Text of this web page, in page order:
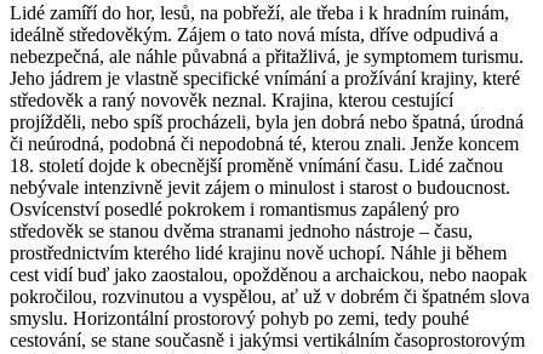
Lidé zamíří do hor, lesů, na pobřeží, ale třeba i k hradním ruinám,
ideálně středověkým. Zájem o tato nová místa, dříve odpudivá a
nebezpečná, ale náhle půvabná a přitažlivá, je symptomem turismu.
Jeho jádrem je vlastně specifické vnímání a prožívání krajiny, které
středověk a raný novověk neznal. Krajina, kterou cestující
projížděli, nebo spíš procházeli, byla jen dobrá nebo špatná, úrodná
či neúrodná, podobná či nepodobná té, kterou znali. Jenže koncem
18. století dojde k obecnější proměně vnímání času. Lidé začnou
nebývale intenzivně jevit zájem o minulost i starost o budoucnost.
Osvícenství posedlé pokrokem i romantismus zapálený pro
středověk se stanou dvěma stranami jednoho nástroje – času,
prostřednictvím kterého lidé krajinu nově uchopí. Náhle ji během
cest vidí buď jako zaostalou, opožděnou a archaickou, nebo naopak
pokročilou, rozvinutou a vyspělou, ať už v dobrém či špatném slova
smyslu. Horizontální prostorový pohyb po zemi, tedy pouhé
cestování, se stane současně i jakýmsi vertikálním časoprostorovým